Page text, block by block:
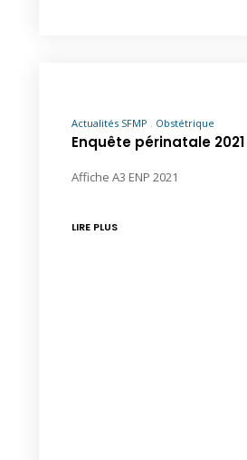
Actualités SFMP Obstétrique
Enquête périnatale 2021
Affiche A3 ENP 2021
LIRE PLUS